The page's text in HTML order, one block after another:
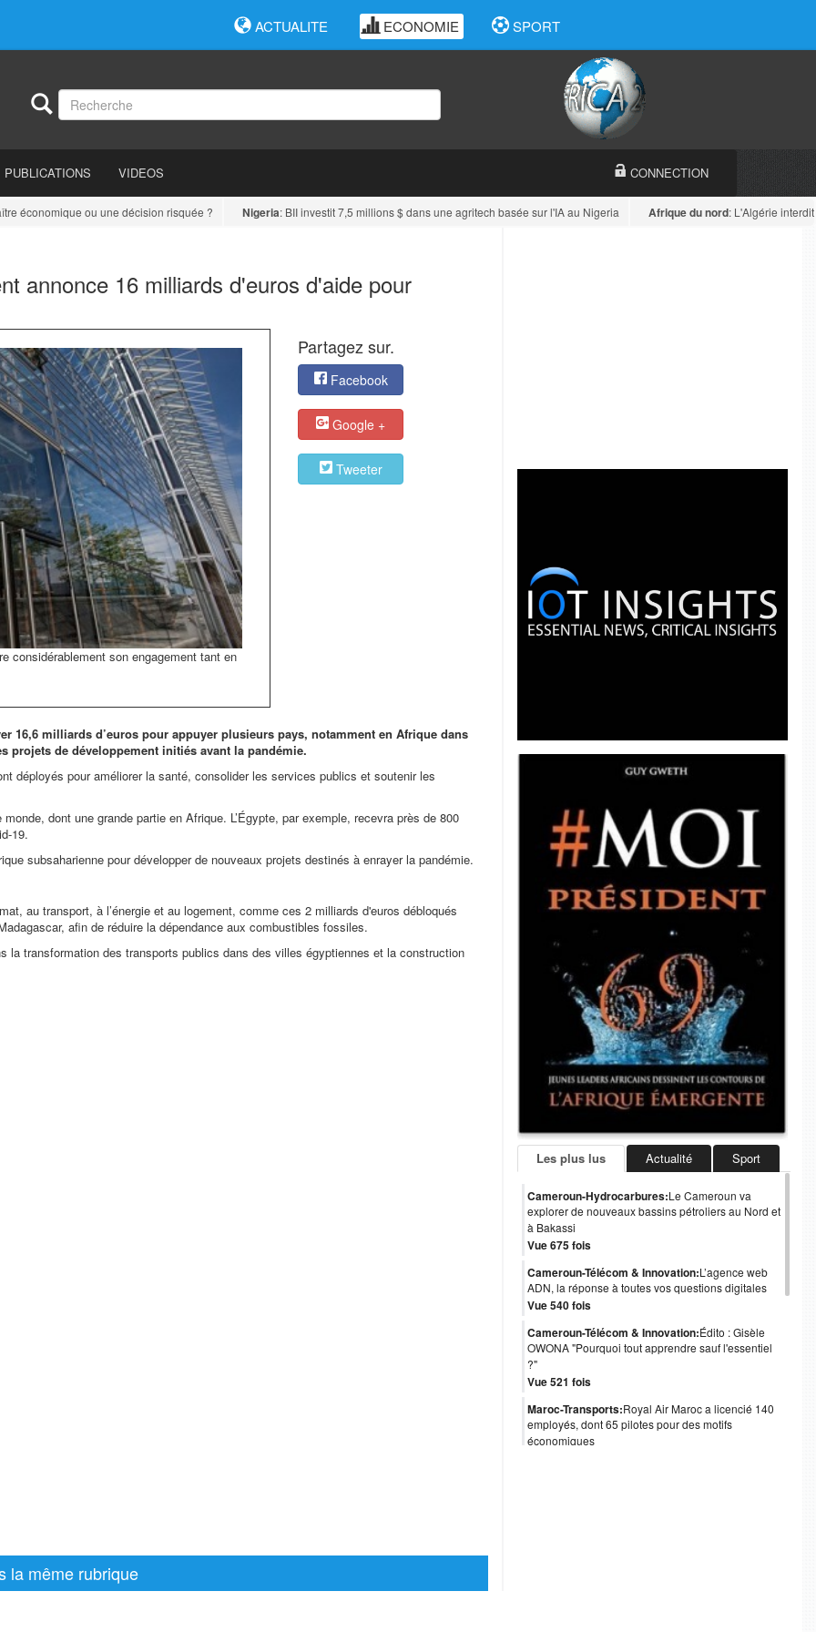
ACTUALITE ECONOMIE SPORT
PUBLICATIONS VIDEOS CONNECTION
ou une décision risquée ? Nigeria: BII investit 7,5 millions $ dans une agritech basée sur l'IA au Nigeria Afrique du nord: L'Algérie interdit
annonce 16 milliards d'euros d'aide pour
considérablement son engagement tant en
Partagez sur.
Facebook
Google +
Tweeter
16,6 milliards d’euros pour appuyer plusieurs pays, notamment en Afrique dans
de développement initiés avant la pandémie.
déployés pour améliorer la santé, consolider les services publics et soutenir les
dont une grande partie en Afrique. L’Égypte, par exemple, recevra près de 800
19.
subsaharienne pour développer de nouveaux projets destinés à enrayer la pandémie.
au transport, à l’énergie et au logement, comme ces 2 milliards d'euros débloqués
afin de réduire la dépendance aux combustibles fossiles.
la transformation des transports publics dans des villes égyptiennes et la construction
la même rubrique
Les plus lus Actualité Sport
Cameroun-Hydrocarbures:Le Cameroun va
explorer de nouveaux bassins pétroliers au Nord et
à Bakassi
Vue 675 fois
Cameroun-Télécom & Innovation:L’agence web
ADN, la réponse à toutes vos questions digitales
Vue 540 fois
Cameroun-Télécom & Innovation:Édito : Gisèle
OWONA "Pourquoi tout apprendre sauf l'essentiel
?"
Vue 521 fois
Maroc-Transports:Royal Air Maroc a licencié 140
employés, dont 65 pilotes pour des motifs
économiques